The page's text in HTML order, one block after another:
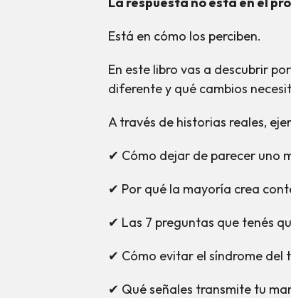
Está en cómo los perciben.
En este libro vas a descubrir
diferente y qué cambios
A través de historias reales,
✔ Cómo dejar de parecer uno
✔ Por qué la mayoría crea
✔ Las 7 preguntas que tenés
✔ Cómo evitar el síndrome del
✔ Qué señales transmite tu